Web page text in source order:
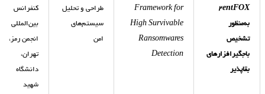
۲entFOX
به‌منظور
تشخیص
باجگیرافزارهای
بقاپذیر
Framework for
High Survivable
Ransomwares
Detection
طراحی و تحلیل
سیستم‌های
امن
کنفرانس
بین‌المللی
انجمن رمز،
تهران،
دانشگاه
شهید